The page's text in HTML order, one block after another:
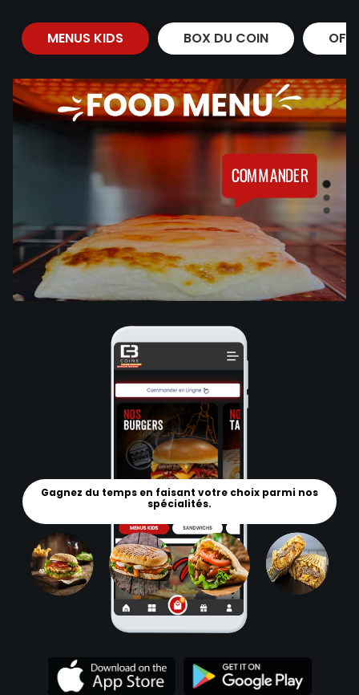
MENUS KIDS BOX DU COIN
Gagnez du temps en faisant votre choix parmi nos
spécialités.